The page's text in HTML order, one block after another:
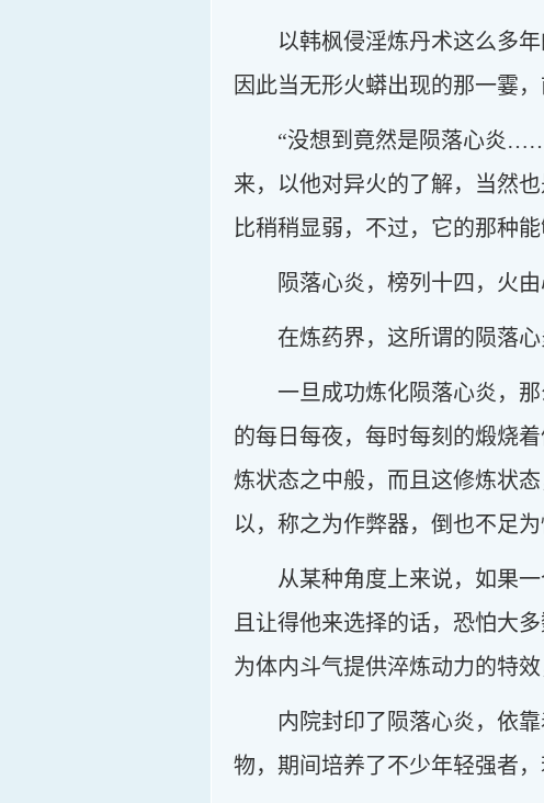
以韩枫侵淫炼丹术这么多
因此当无形火蟒出现的那一霎
“没想到竟然是陨落心炎
来，以他对异火的了解，当然
比稍稍显弱，不过，它的那种
陨落心炎，榜列十四，火由
在炼药界，这所谓的陨落
一旦成功炼化陨落心炎，
的每日每夜，每时每刻的煅烧
炼状态之中般，而且这修炼状
以，称之为作弊器，倒也不足为
从某种角度上来说，如果
且让得他来选择的话，恐怕大
为体内斗气提供淬炼动力的特
内院封印了陨落心炎，依
物，期间培养了不少年轻强者